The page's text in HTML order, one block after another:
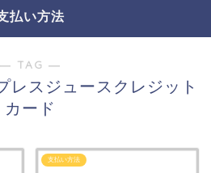
払い方法
― TAG ―
レスジュースクレジット
カード
支払い方法